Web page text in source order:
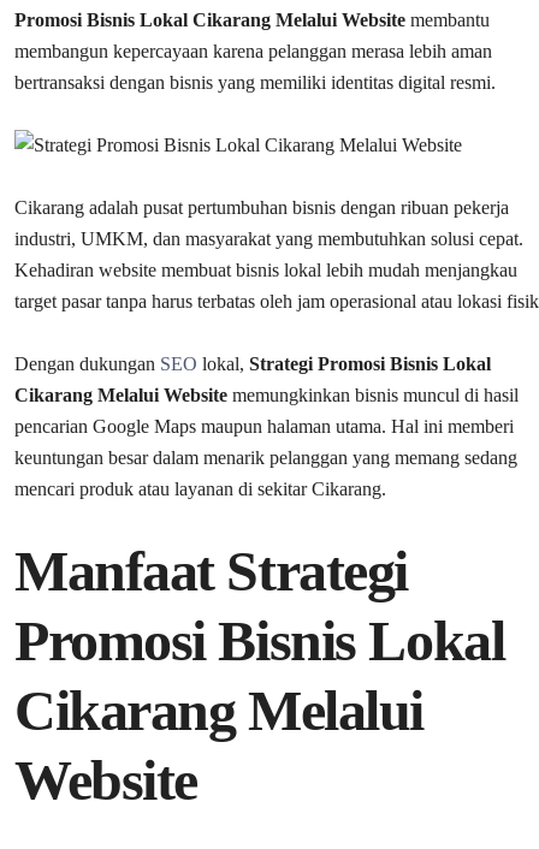
Promosi Bisnis Lokal Cikarang Melalui Website membantu
membangun kepercayaan karena pelanggan merasa lebih aman
bertransaksi dengan bisnis yang memiliki identitas digital resmi.
Cikarang adalah pusat pertumbuhan bisnis dengan ribuan pekerja
industri, UMKM, dan masyarakat yang membutuhkan solusi cepat.
Kehadiran website membuat bisnis lokal lebih mudah menjangkau
target pasar tanpa harus terbatas oleh jam operasional atau lokasi
Dengan dukungan SEO lokal, Strategi Promosi Bisnis Lokal
Cikarang Melalui Website memungkinkan bisnis muncul di hasil
pencarian Google Maps maupun halaman utama. Hal ini memberi
keuntungan besar dalam menarik pelanggan yang memang sedang
mencari produk atau layanan di sekitar Cikarang.
Manfaat Strategi
Promosi Bisnis Lokal
Cikarang Melalui
Website